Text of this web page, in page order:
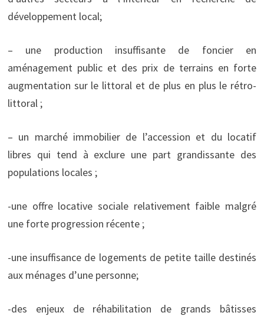
développement local;
– une production insuffisante de foncier en
aménagement public et des prix de terrains en forte
augmentation sur le littoral et de plus en plus le rétro-
littoral ;
– un marché immobilier de l’accession et du locatif
libres qui tend à exclure une part grandissante des
populations locales ;
-une offre locative sociale relativement faible malgré
une forte progression récente ;
-une insuffisance de logements de petite taille destinés
aux ménages d’une personne;
-des enjeux de réhabilitation de grands bâtisses